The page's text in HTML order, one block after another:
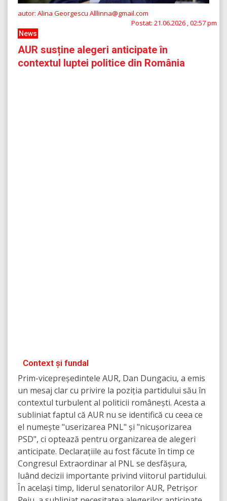
autor: Alina Georgescu Alllinna@gmail.com
Postat: 21.06.2026 , 02:57 pm
News
AUR susține alegeri anticipate în
contextul luptei politice din România
Context și fundal
Prim-vicepreședintele AUR, Dan Dungaciu, a emis
un mesaj clar cu privire la poziția partidului său în
contextul turbulent al politicii românești. Acesta a
subliniat faptul că AUR nu se identifică cu ceea ce
el numește "userizarea PNL" și "nicușorizarea
PSD", ci optează pentru organizarea de alegeri
anticipate. Declarațiile au fost făcute în timp ce
Congresul Extraordinar al PNL se desfășura,
luând decizii importante privind viitorul partidului.
În același timp, liderul senatorilor AUR, Petrișor